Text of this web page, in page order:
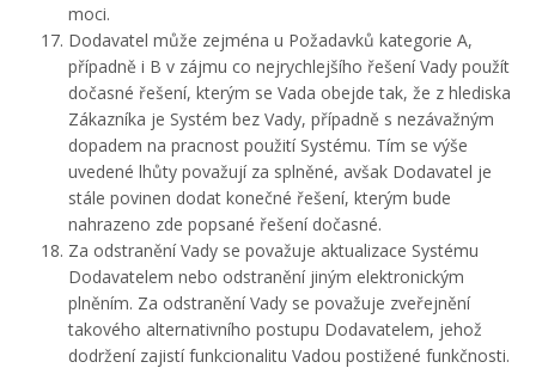
moci.
Dodavatel může zejména u Požadavků kategorie A,
případně i B v zájmu co nejrychlejšího řešení Vady použít
dočasné řešení, kterým se Vada obejde tak, že z hlediska
Zákazníka je Systém bez Vady, případně s nezávažným
dopadem na pracnost použití Systému. Tím se výše
uvedené lhůty považují za splněné, avšak Dodavatel je
stále povinen dodat konečné řešení, kterým bude
nahrazeno zde popsané řešení dočasné.
Za odstranění Vady se považuje aktualizace Systému
Dodavatelem nebo odstranění jiným elektronickým
plněním. Za odstranění Vady se považuje zveřejnění
takového alternativního postupu Dodavatelem, jehož
dodržení zajistí funkcionalitu Vadou postižené funkčnosti.